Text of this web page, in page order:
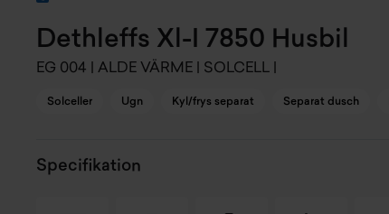
Dethleffs Xl-I 7850 Husbil
EG 004 | ALDE VÄRME | SOLCELL |
Solceller Ugn Kyl/frys separat Separat dusch
Specifikation